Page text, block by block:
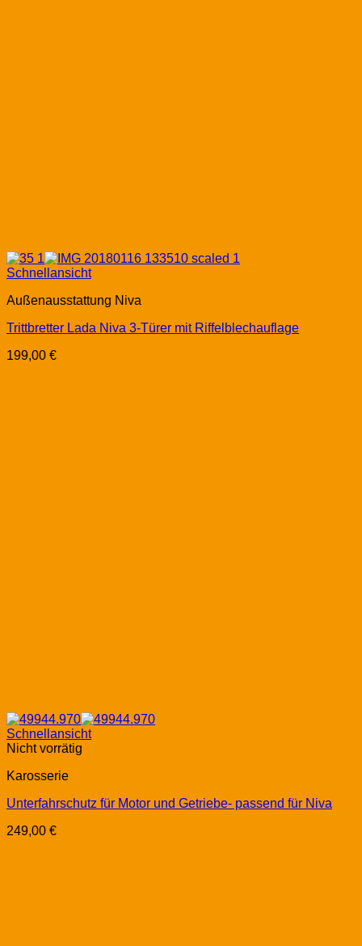
Schnellansicht
Außenausstattung Niva
Trittbretter Lada Niva 3-Türer mit Riffelblechauflage
199,00 €
Schnellansicht
Nicht vorrätig
Karosserie
Unterfahrschutz für Motor und Getriebe- passend für Niva
249,00 €